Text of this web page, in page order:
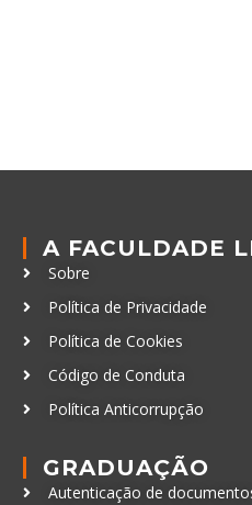
A FACULDADE
Sobre
Política de Privacidade
Política de Cookies
Código de Conduta
Política Anticorrupção
GRADUAÇÃO
Autenticação de